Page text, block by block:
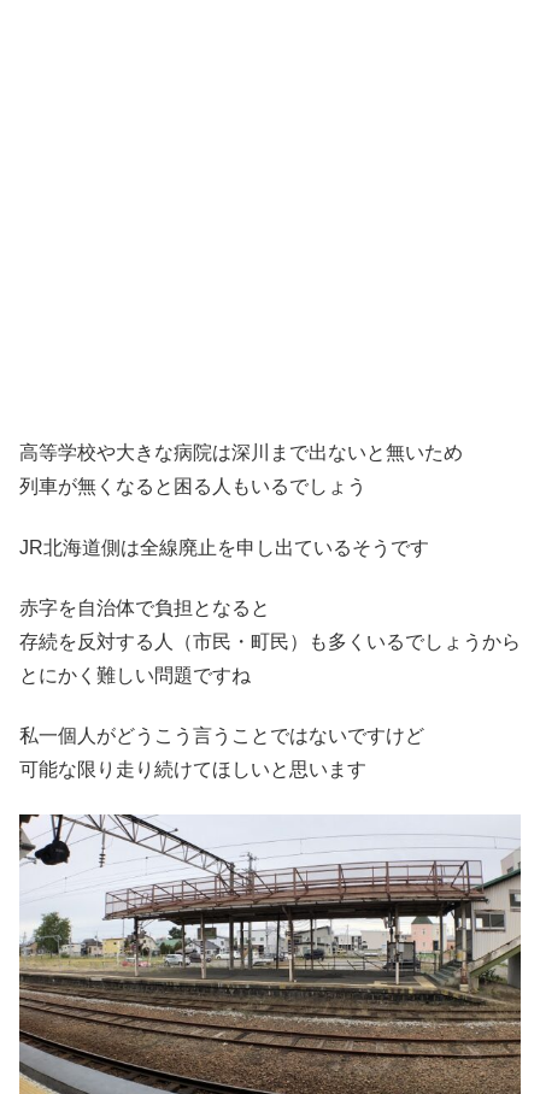
高等学校や大きな病院は深川まで出ないと無いため
列車が無くなると困る人もいるでしょう
JR北海道側は全線廃止を申し出ているそうです
赤字を自治体で負担となると
存続を反対する人（市民・町民）も多くいるでしょうから
とにかく難しい問題ですね
私一個人がどうこう言うことではないですけど
可能な限り走り続けてほしいと思います